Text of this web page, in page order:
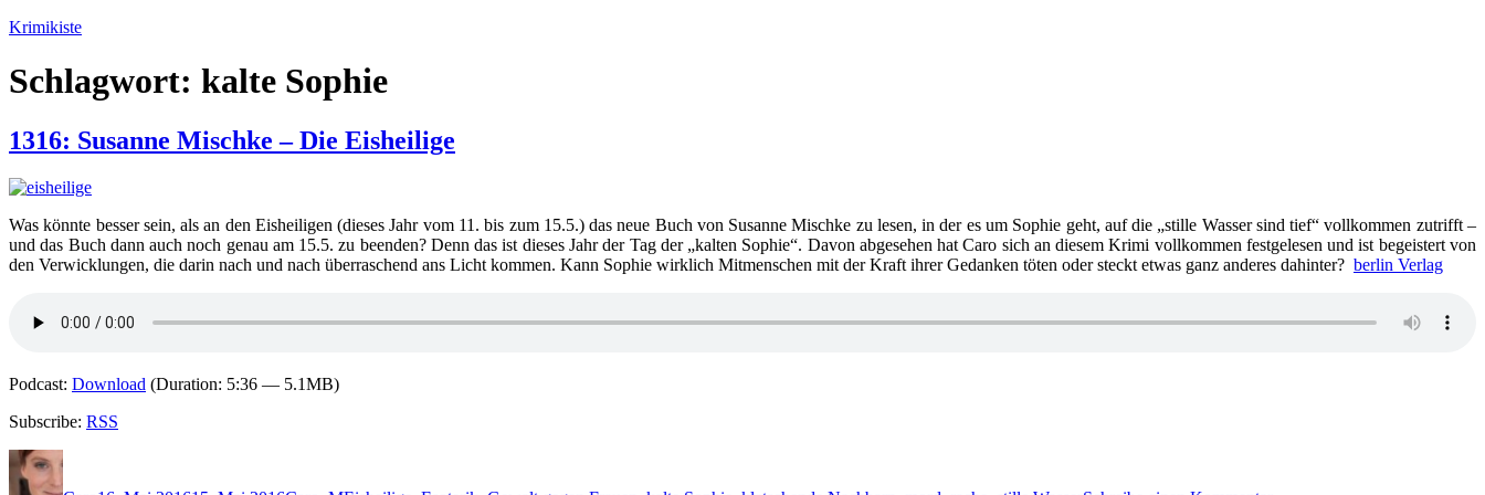
Zum
springen
Krimikiste
Schlagwort: kalte Sophie
1316: Susanne Mischke – Die Eisheilige
Was könnte besser sein, als an den Eisheiligen (dieses Jahr vom 11. bis zum 15.5.) das neue Buch von Susanne Mischke zu lesen, in der es um Sophie geht, auf die „stille Wasser sind tief“ vollkommen zutrifft –
und das Buch dann auch noch genau am 15.5. zu beenden? Denn das ist dieses Jahr der Tag der „kalten Sophie“. Davon abgesehen hat Caro sich an diesem Krimi vollkommen festgelesen und ist begeistert von
den Verwicklungen, die darin nach und nach überraschend ans Licht kommen. Kann Sophie wirklich Mitmenschen mit der Kraft ihrer Gedanken töten oder steckt etwas ganz anderes dahinter? berlin Verlag
Podcast: Download (Duration: 5:36 — 5.1MB)
Subscribe: RSS
Autor